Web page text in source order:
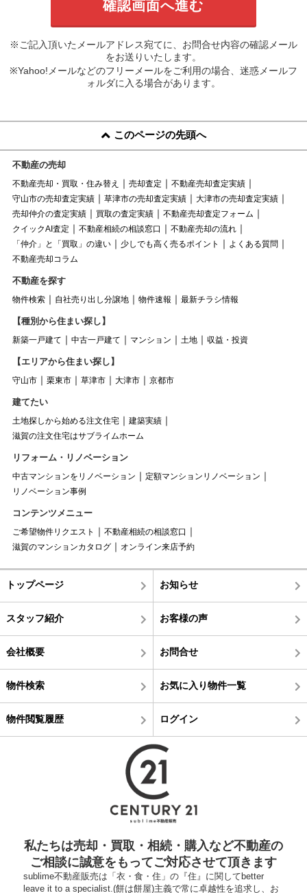
※ご記入頂いたメールアドレス宛てに、お問合せ内容の確認メール
をお送りいたします。
※Yahoo!メールなどのフリーメールをご利用の場合、迷惑メールフ
ォルダに入る場合があります。
このページの先頭へ
不動産の売却
不動産売却・買取・住み替え 売却査定
不動産売却査定実績
守山市の売却査定実績
草津市の売却査定実績
大津市の売却査定実績
売却仲介の査定実績
買取の査定実績
不動産売却査定フォーム
クイックAI査定
不動産相続の相談窓口
不動産売却の流れ
「仲介」と「買取」の違い
少しでも高く売るポイント
よくある質問
不動産売却コラム
不動産を探す
物件検索 自社売り出し分譲地 物件速報 最新チラシ情報
【種別から住まい探し】
新築一戸建て 中古一戸建て マンション 土地 収益・投資
【エリアから住まい探し】
守山市 栗東市 草津市 大津市 京都市
建てたい
土地探しから始める注文住宅
建築実績
滋賀の注文住宅はサブライムホーム
リフォーム・リノベーション
中古マンションをリノベーション
定額マンションリノベーション
リノベーション事例
コンテンツメニュー
ご希望物件リクエスト
不動産相続の相談窓口
滋賀のマンションカタログ
オンライン来店予約
トップページ お知らせ
スタッフ紹介 お客様の声
会社概要 お問合せ
物件検索 お気に入り物件一覧
物件閲覧履歴 ログイン
私たちは売却・買取・相続・購入など不動産の
ご相談に誠意をもってご対応させて頂きます
sublime不動産販売は「衣・食・住」の『住』に関してbetter
leave it to a specialist.(餅は餅屋)主義で常に卓越性を追求し、お